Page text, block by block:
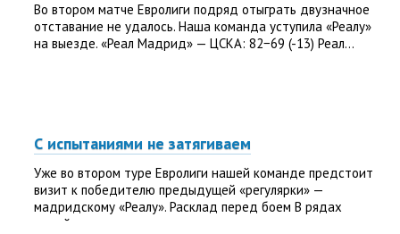
Во втором матче Евролиги подряд отыграть двузначное
отставание не удалось. Наша команда уступила «Реалу»
на выезде. «Реал Мадрид» — ЦСКА: 82−69 (-13) Реал...
С испытаниями не затягиваем
Уже во втором туре Евролиги нашей команде предстоит
визит к победителю предыдущей «регулярки» —
мадридскому «Реалу». Расклад перед боем В рядах
армейцев...